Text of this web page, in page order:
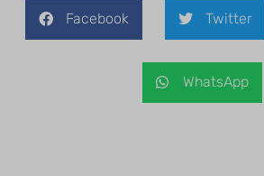
Facebook Twitter
WhatsApp